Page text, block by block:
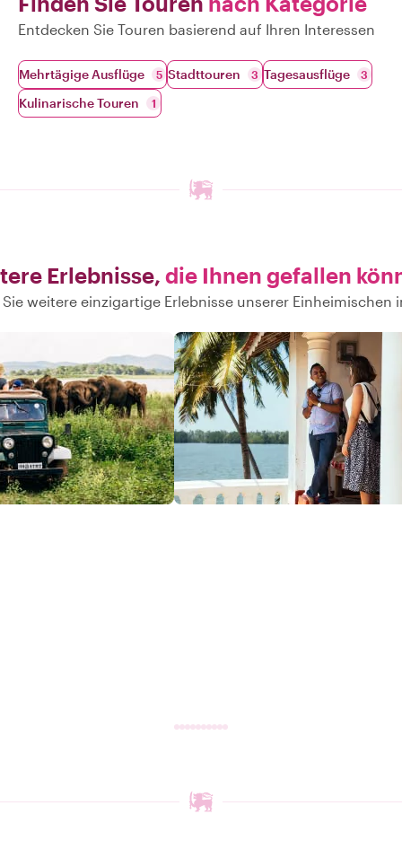
Entdecken Sie Touren basierend auf Ihren Interessen
Mehrtägige Ausflüge 5 Stadttouren 3 Tagesausflüge 3
Kulinarische Touren 1
Erlebnisse, die Ihnen gefallen
weitere einzigartige Erlebnisse unserer Einheimischen